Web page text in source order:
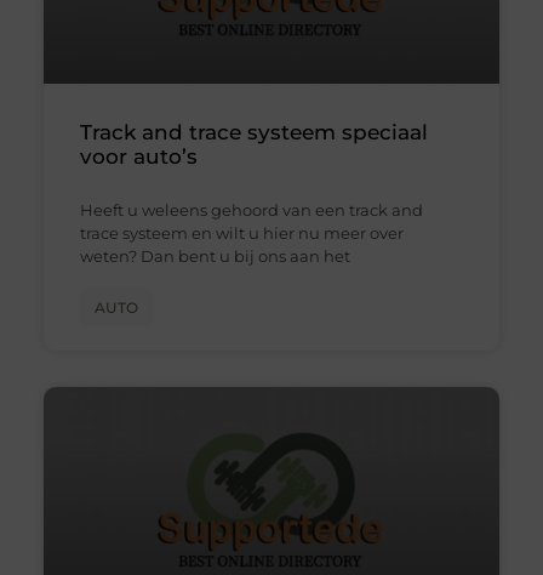
Track and trace systeem speciaal
voor auto’s
Heeft u weleens gehoord van een track and
trace systeem en wilt u hier nu meer over
weten? Dan bent u bij ons aan het
AUTO